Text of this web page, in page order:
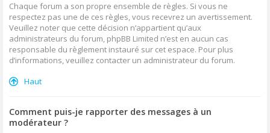
Chaque forum a son propre ensemble de règles. Si vous ne
respectez pas une de ces règles, vous recevrez un avertissement.
Veuillez noter que cette décision n’appartient qu’aux
administrateurs du forum, phpBB Limited n’est en aucun cas
responsable du règlement instauré sur cet espace. Pour plus
d’informations, veuillez contacter un administrateur du forum.
Haut
Comment puis-je rapporter des messages à un
modérateur ?